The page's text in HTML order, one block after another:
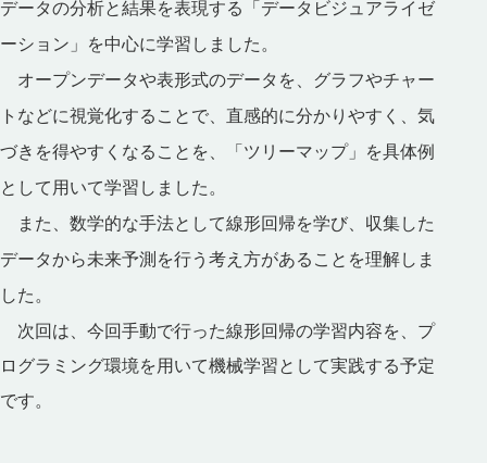
データの分析と結果を表現する「データビジュアライゼ
ーション」を中心に学習しました。
オープンデータや表形式のデータを、グラフやチャー
トなどに視覚化することで、直感的に分かりやすく、気
づきを得やすくなることを、「ツリーマップ」を具体例
として用いて学習しました。
また、数学的な手法として線形回帰を学び、収集した
データから未来予測を行う考え方があることを理解しま
した。
次回は、今回手動で行った線形回帰の学習内容を、プ
ログラミング環境を用いて機械学習として実践する予定
です。